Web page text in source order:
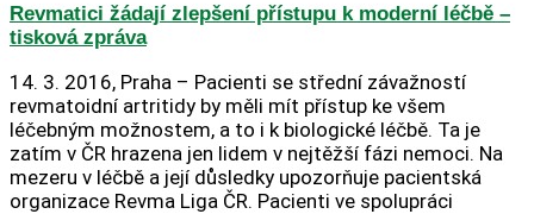
Revmatici žádají zlepšení přístupu k moderní léčbě –
tisková zpráva
14. 3. 2016, Praha – Pacienti se střední závažností
revmatoidní artritidy by měli mít přístup ke všem
léčebným možnostem, a to i k biologické léčbě. Ta je
zatím v ČR hrazena jen lidem v nejtěžší fázi nemoci. Na
mezeru v léčbě a její důsledky upozorňuje pacientská
organizace Revma Liga ČR. Pacienti ve spolupráci